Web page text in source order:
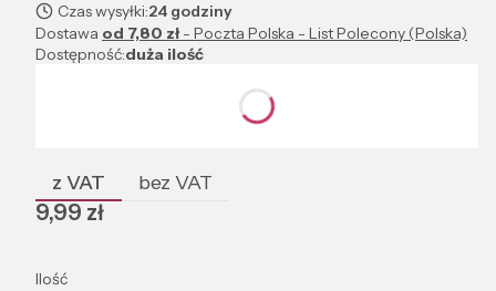
Czas wysyłki:24 godziny
Dostawa od 7,80 zł- Poczta Polska - List Polecony (Polska)
Dostępność:duża ilość
Poszczególne warianty mogą różnić się ceną
z VAT bez VAT
Cena
9,99 zł
Ilość